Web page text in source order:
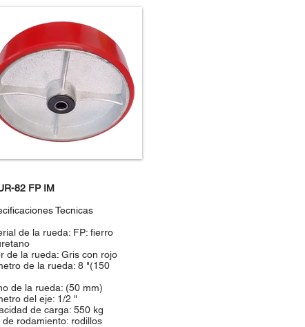
82 FP IM
Tecnicas
de la rueda: FP: fierro
de la rueda: Gris con rojo
de la rueda: 8 "(150
de la rueda: (50 mm)
del eje: 1/2 "
de carga: 550 kg
de rodamiento: rodillos